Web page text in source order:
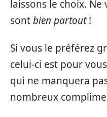
laissons le choix.
sontbien partout!
Si vous le préférez
celui-ci est pour
qui ne manquera
nombreux